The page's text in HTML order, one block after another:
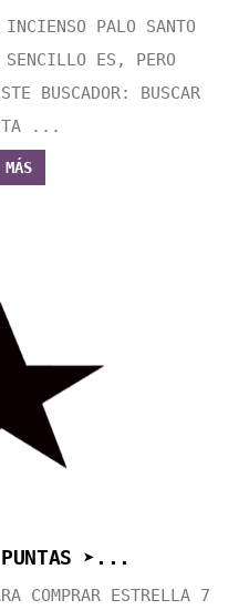
INCIENSO PALO SANTO
ES, PERO
BUSCADOR: BUSCAR
...
➤...
COMPRAR ESTRELLA 7